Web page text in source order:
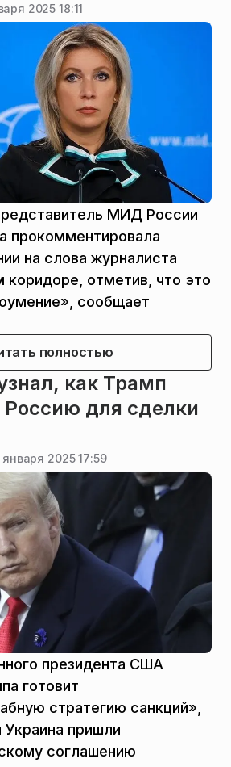
2025 18:11
МИД России
прокомментировала
на слова журналиста
коридоре, отметив, что это
сообщает
полностью
как Трамп
Россию для сделки
января 2025 17:59
президента США
готовит
стратегию санкций»,
пришли
соглашению